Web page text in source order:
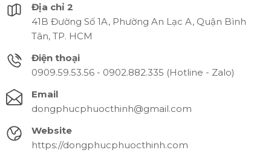
Địa chỉ 2
41B Đường Số 1A, Phường An Lạc A, Quận Bình
Tân, TP. HCM
Điện thoại
0909.59.53.56 - 0902.882.335 (Hotline - Zalo)
Email
dongphucphuocthinh@gmail.com
Website
https://dongphucphuocthinh.com